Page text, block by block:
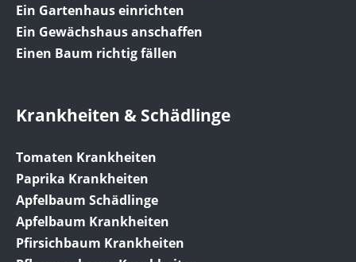
Ein Gartenhaus einrichten
Ein Gewächshaus anschaffen
Einen Baum richtig fällen
Krankheiten & Schädlinge
Tomaten Krankheiten
Paprika Krankheiten
Apfelbaum Schädlinge
Apfelbaum Krankheiten
Pfirsichbaum Krankheiten